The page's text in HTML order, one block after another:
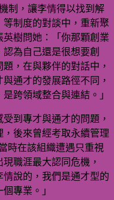
制，讓李情得以找到解
制度的對談中，重新聚
樹問她：「你那顆創業
為自己還是很想要創
，在與夥伴的對話中，
通才的發展路徑不同，
跨領域整合與連結。」
到專才與通才的問題，
後來曾經考取永續管理
時在該組織遭遇只重視
職涯最大認同危機，
情說的，我們是通才型的
專業。」